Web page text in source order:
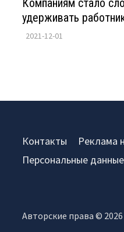
Компаниям стало
удерживать
2021-12-01
Контакты Реклама
Персональные данные
Авторские права © 2026